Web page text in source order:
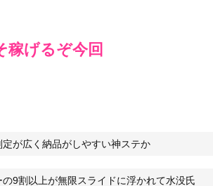
稼げるぞ今回
が広く納品がしやすい神ステか
9割以上が無限スライドに浮かれて水没氏